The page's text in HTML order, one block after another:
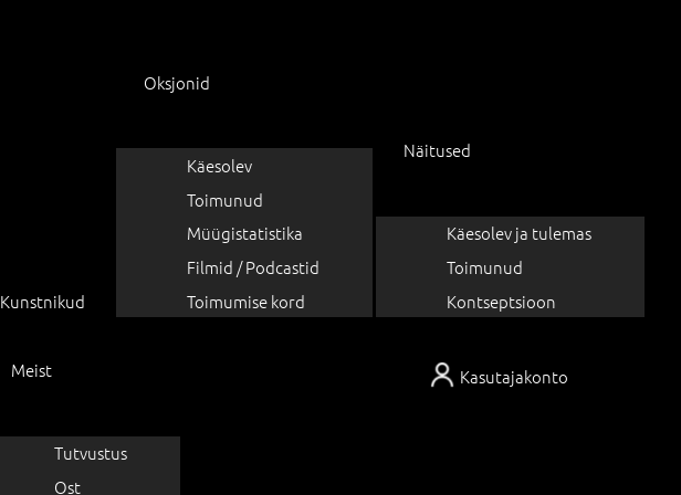
Kasutajakonto
Kunstnikud
Oksjonid
Käesolev
Toimunud
Müügistatistika
Filmid / Podcastid
Toimumise kord
Näitused
Käesolev ja tulemas
Toimunud
Kontseptsioon
Meist
Tutvustus
Ost